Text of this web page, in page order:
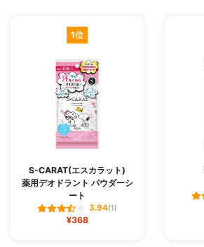
1位
S-CARAT(エスカラット)
薬用デオドラント パウダーシ
ート
3.94(1)
¥368